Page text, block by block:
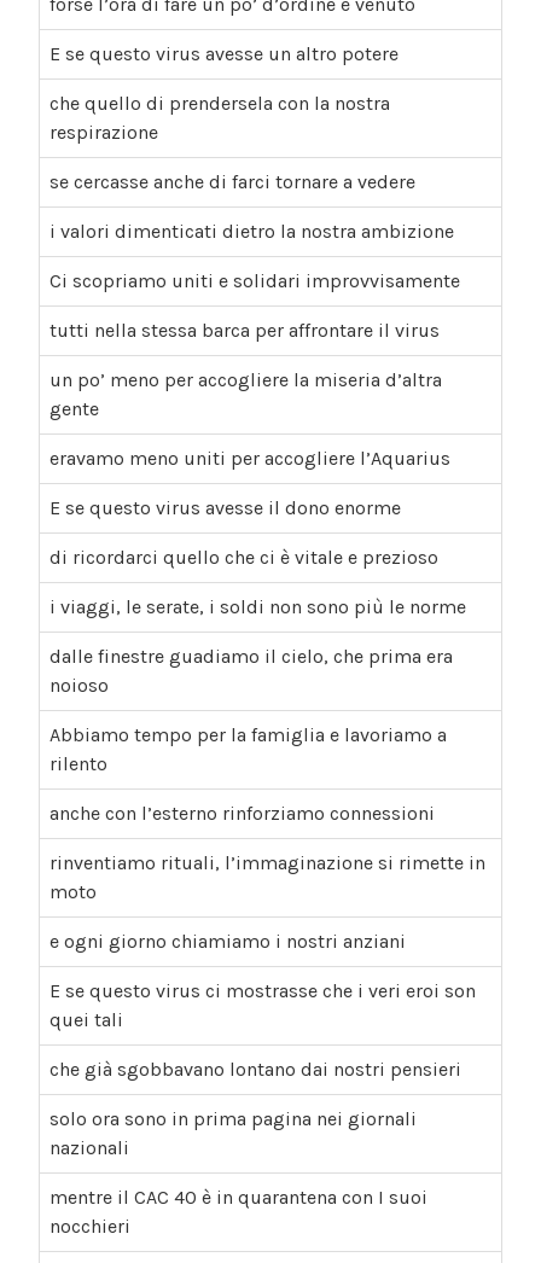
forse l’ora di fare un po’ d’ordine è venuto
E se questo virus avesse un altro potere
che quello di prendersela con la nostra
respirazione
se cercasse anche di farci tornare a vedere
i valori dimenticati dietro la nostra ambizione
Ci scopriamo uniti e solidari improvvisamente
tutti nella stessa barca per affrontare il virus
un po’ meno per accogliere la miseria d’altra
gente
eravamo meno uniti per accogliere l’Aquarius
E se questo virus avesse il dono enorme
di ricordarci quello che ci è vitale e prezioso
i viaggi, le serate, i soldi non sono più le norme
dalle finestre guadiamo il cielo, che prima era
noioso
Abbiamo tempo per la famiglia e lavoriamo a
rilento
anche con l’esterno rinforziamo connessioni
rinventiamo rituali, l’immaginazione si rimette in
moto
e ogni giorno chiamiamo i nostri anziani
E se questo virus ci mostrasse che i veri eroi son
quei tali
che già sgobbavano lontano dai nostri pensieri
solo ora sono in prima pagina nei giornali
nazionali
mentre il CAC 40 è in quarantena con I suoi
nocchieri